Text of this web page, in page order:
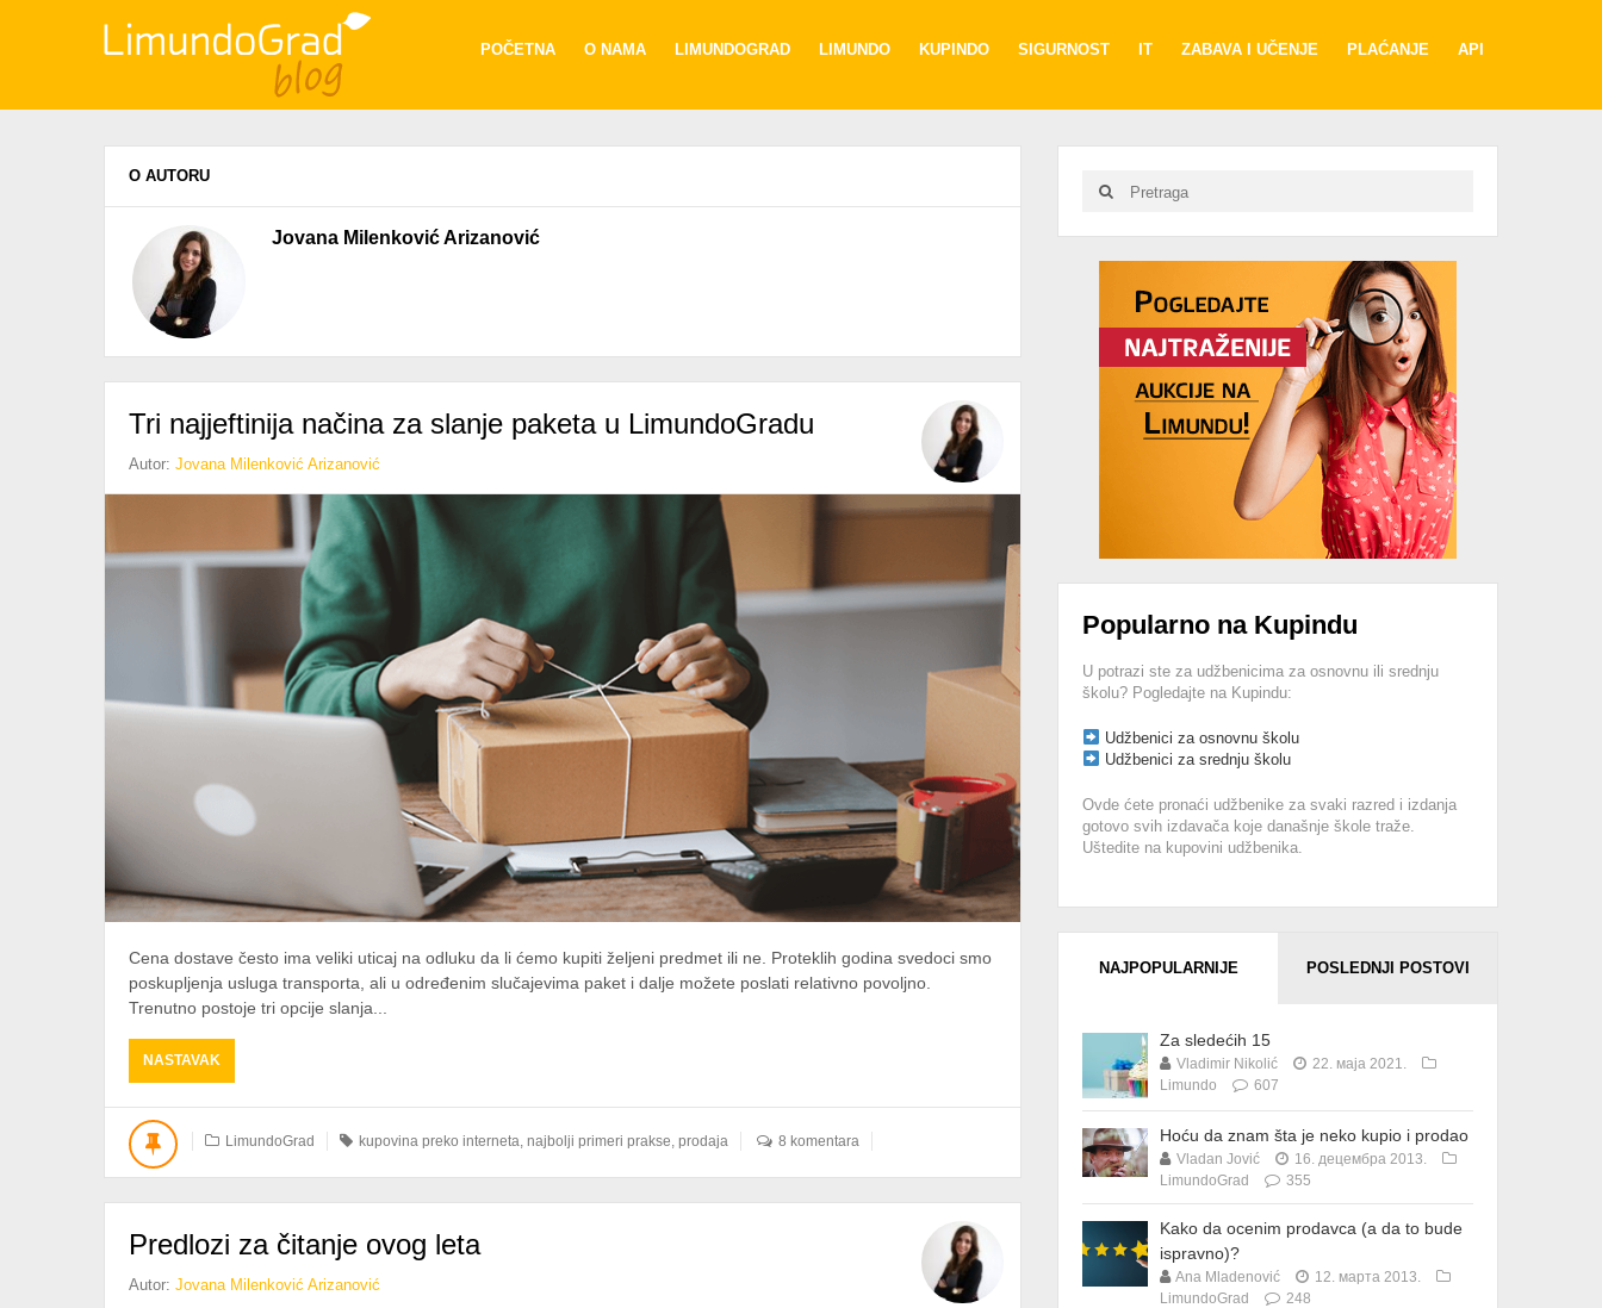
POČETNA O NAMA LIMUNDOGRAD LIMUNDO KUPINDO SIGURNOST IT ZABAVA I UČENJE PLAĆANJE API
O AUTORU
Jovana Milenković Arizanović
Tri najjeftinija načina za slanje paketa u LimundoGradu
Autor: Jovana Milenković Arizanović
Cena dostave često ima veliki uticaj na odluku da li ćemo kupiti željeni predmet ili ne. Proteklih godina svedoci smo
poskupljenja usluga transporta, ali u određenim slučajevima paket i dalje možete poslati relativno povoljno.
Trenutno postoje tri opcije slanja...
NASTAVAK
TRI
NAJJEFTINIJA
ZA
LIMUNDOGRADU
LimundoGrad kupovina preko interneta, najbolji primeri prakse, prodaja 8 komentara
Predlozi za čitanje ovog leta
Autor: Jovana Milenković Arizanović
for:
Search
Popularno na Kupindu
U potrazi ste za udžbenicima za osnovnu ili srednju
školu? Pogledajte na Kupindu:
Udžbenici za osnovnu školu
Udžbenici za srednju školu
Ovde ćete pronaći udžbenike za svaki razred i izdanja
gotovo svih izdavača koje današnje škole traže.
Uštedite na kupovini udžbenika.
NAJPOPULARNIJE POSLEDNJI POSTOVI
Za sledećih 15
Vladimir Nikolić
22. маја 2021.
Limundo
607
Hoću da znam šta je neko kupio i prodao
Vladan Jović
16. децембра 2013.
LimundoGrad
355
Kako da ocenim prodavca (a da to bude
ispravno)?
Ana Mladenović
12. марта 2013.
LimundoGrad
248